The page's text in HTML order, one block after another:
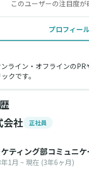
このユーザーの注目度
プロフィー
ライン・オフラインのPR
クです。
会社
正社員
ティング部コミュニ
1月 ~ 現在 (3年6ヶ月)